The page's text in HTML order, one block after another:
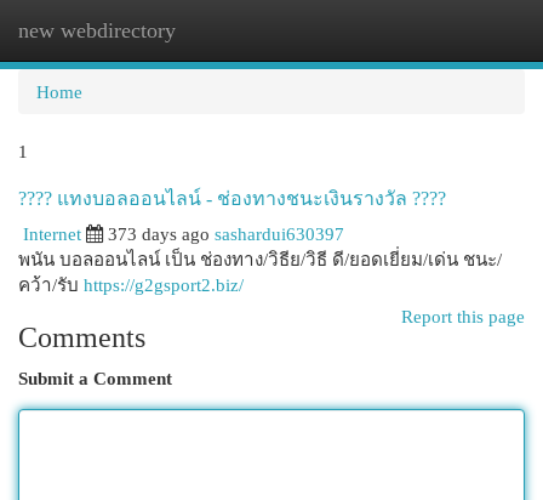
new webdirectory
Home
1
???? แทงบอลออนไลน์ - ช่องทางชนะเงินรางวัล ????
Internet
373 days ago sashardui630397
พนัน บอลออนไลน์ เป็น ช่องทาง/วิธีย/วิธี ดี/ยอดเยี่ยม/เด่น ชนะ/
คว้า/รับ https://g2gsport2.biz/
Report this page
Comments
Submit a Comment